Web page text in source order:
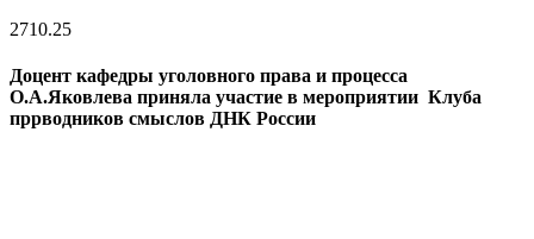
2710.25
Доцент кафедры уголовного права и процесса
О.А.Яковлева приняла участие в мероприятии Клуба
пррводников смыслов ДНК России